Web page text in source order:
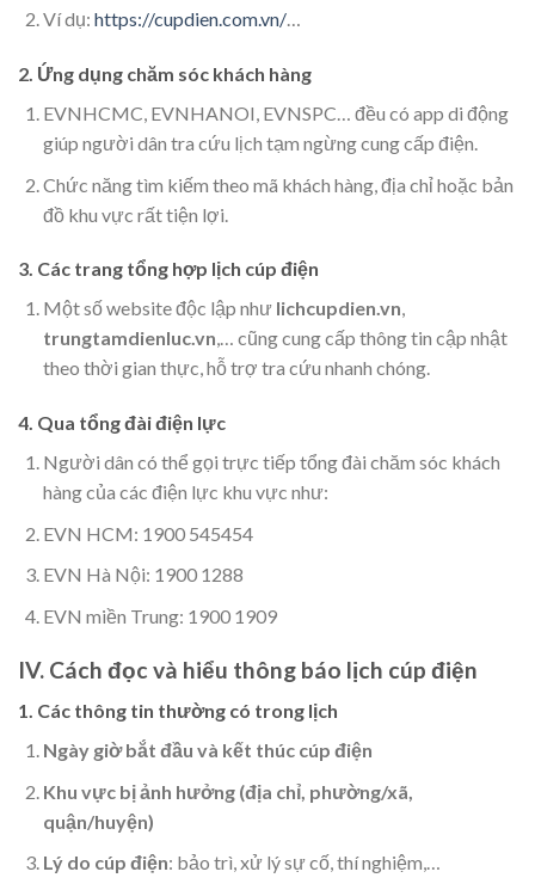
Ví dụ: https://cupdien.com.vn/…
2. Ứng dụng chăm sóc khách hàng
EVNHCMC, EVNHANOI, EVNSPC… đều có app di động
giúp người dân tra cứu lịch tạm ngừng cung cấp điện.
Chức năng tìm kiếm theo mã khách hàng, địa chỉ hoặc bản
đồ khu vực rất tiện lợi.
3. Các trang tổng hợp lịch cúp điện
Một số website độc lập như lichcupdien.vn,
trungtamdienluc.vn,… cũng cung cấp thông tin cập nhật
theo thời gian thực, hỗ trợ tra cứu nhanh chóng.
4. Qua tổng đài điện lực
Người dân có thể gọi trực tiếp tổng đài chăm sóc khách
hàng của các điện lực khu vực như:
EVN HCM: 1900 545454
EVN Hà Nội: 1900 1288
EVN miền Trung: 1900 1909
IV. Cách đọc và hiểu thông báo lịch cúp điện
1. Các thông tin thường có trong lịch
Ngày giờ bắt đầu và kết thúc cúp điện
Khu vực bị ảnh hưởng (địa chỉ, phường/xã,
quận/huyện)
Lý do cúp điện: bảo trì, xử lý sự cố, thí nghiệm,…